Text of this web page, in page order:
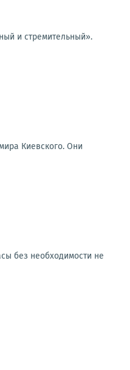
и стремительный».
Киевского. Они
без необходимости не